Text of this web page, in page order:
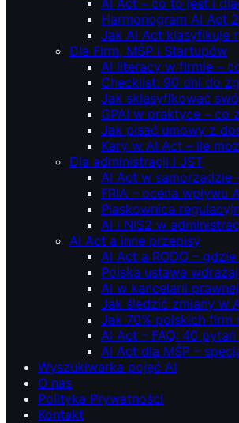
AI Act – co to jest i
Harmonogram AI Act
Jak AI Act klasyfikuje
Dla Firm, MŚP i Startupów
AI literacy w firmie –
Checklist: 90 dni do
Jak sklasyfikować
GPAI w praktyce – co
Jak pisać umowy z
Kary w AI Act – ile
Dla administracji i JST
AI Act w samorządzie
FRIA – ocena
Piaskownica
AI i NIS2 w
AI Act a inne przepisy
AI Act a RODO –
Polska ustawa
AI w kancelarii
Jak śledzić zmiany w
Jak 70% polskich firm
AI Act – FAQ: 40
AI Act dla MŚP –
Wyszukiwarka pojęć AI
O nas
Polityka Prywatności
Kontakt